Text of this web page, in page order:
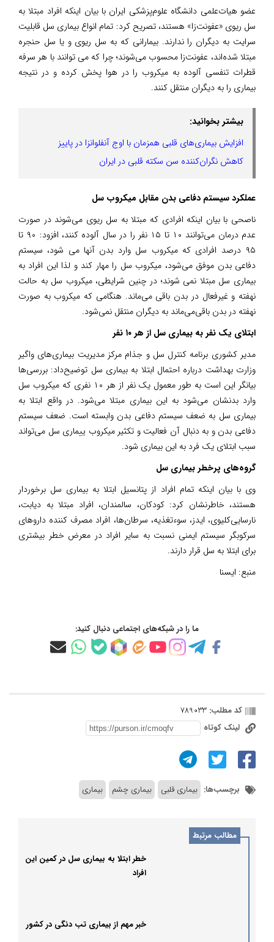
عضو هیات‌علمی دانشگاه علوم‌پزشکی ایران با بیان اینکه افراد مبتلا به
سل ریوی «عفونت‌زا» هستند، تصریح کرد: تمام انواع بیماری سل قابلیت
سرایت به دیگران را ندارند. بیمارانی که به سل ریوی و یا سل حنجره
مبتلا شده‌اند، عفونت‌زا محسوب می‌شوند؛ چرا که می توانند با هر سرفه
قطرات تنفسی آلوده به میکروب را در هوا پخش کرده و در نتیجه
بیماری را به دیگران منتقل کنند.
بیشتر بخوانید:
افزایش بیماری‌های قلبی همزمان با اوج آنفلوانزا در پاییز
کاهش نگران‌کننده سن سکته قلبی در ایران
عملکرد سیستم دفاعی بدن مقابل میکروب سل
ناصحی با بیان اینکه افرادی که مبتلا به سل ریوی می‌شوند در صورت
عدم درمان می‌توانند ۱۰ تا ۱۵ نفر را در سال آلوده کنند، افزود: ۹۰ تا
۹۵ درصد افرادی که میکروب سل وارد بدن آنها می شود، سیستم
دفاعی بدن موفق می‌شود، میکروب سل را مهار کند و لذا این افراد به
بیماری سل مبتلا نمی شوند؛ در چنین شرایطی، میکروب سل به حالت
نهفته و غیرفعال در بدن باقی می‌ماند. هنگامی که میکروب به صورت
نهفته در بدن باقی‌می‌ماند به دیگران منتقل نمی‌شود.
ابتلای یک نفر به بیماری سل از هر ۱۰ نفر
مدیر کشوری برنامه کنترل سل و جذام مرکز مدیریت بیماری‌های واگیر
وزارت بهداشت درباره احتمال ابتلا به بیماری سل توضیح‌داد: بررسی‌ها
بیانگر این است به طور معمول یک نفر از هر ۱۰ نفری که میکروب سل
وارد بدنشان می‌شود به این بیماری مبتلا می‌شود. در واقع ابتلا به
بیماری سل به ضعف سیستم دفاعی بدن وابسته است. ضعف سیستم
دفاعی بدن و به دنبال آن فعالیت و تکثیر میکروب ییماری سل می‌تواند
سبب ابتلای یک فرد به این بیماری شود.
گروه‌های پرخطر بیماری سل
وی با بیان اینکه تمام افراد از پتانسیل ابتلا به بیماری سل برخوردار
هستند، خاطرنشان کرد: کودکان، سالمندان، افراد مبتلا به دیابت،
نارسایی‌کلیوی، ایدز، سوءتغذیه، سرطان‌ها، افراد مصرف کننده داروهای
سرکوبگر سیستم ایمنی نسبت به سایر افراد در معرض خطر بیشتری
برای ابتلا به سل قرار دارند.
منبع: ایسنا
ما را در شبکه‌های اجتماعی دنبال کنید:
کد مطلب: 789033
لینک کوتاه
برچسب‌ها: بیماری قلبی بیماری چشم بیماری
مطالب مرتبط
خطر ابتلا به بیماری سل در کمین این
افراد
خبر مهم از بیماری تب دنگی در کشور